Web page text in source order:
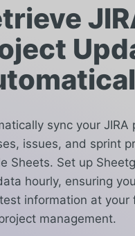
sync your JIRA
issues, and sprint
Sheets. Set up
hourly, ensuring
information at your
management.